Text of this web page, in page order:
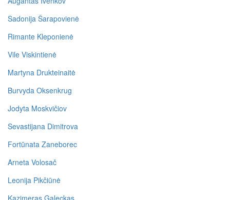
Sadonija Šarapovienė
Rimante Kleponienė
Vile Viskintienė
Martyna Drukteinaitė
Burvyda Oksenkrug
Jodyta Moskvičiov
Sevastijana Dimitrova
Fortūnata Zaneborec
Arneta Volosač
Leonija Pikčiūnė